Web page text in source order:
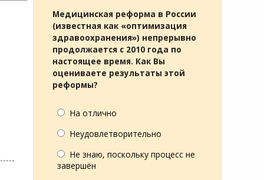
Медицинская реформа в России
(известная как «оптимизация
здравоохранения») непрерывно
продолжается с 2010 года по
настоящее время. Как Вы
оцениваете результаты этой
реформы?
На отлично
Неудовлетворительно
Не знаю, поскольку процесс не
завершён